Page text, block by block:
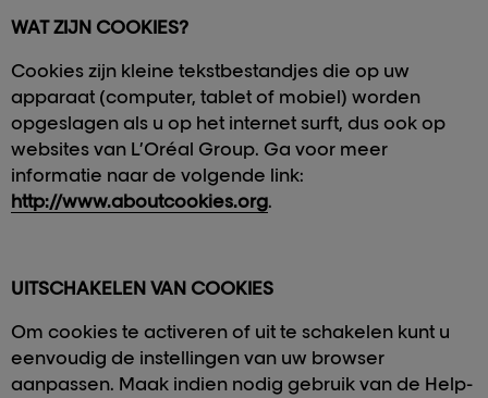
WAT ZIJN COOKIES?
Cookies zijn kleine tekstbestandjes die op uw
apparaat (computer, tablet of mobiel) worden
opgeslagen als u op het internet surft, dus ook op
websites van L’Oréal Group. Ga voor meer
informatie naar de volgende link:
http://www.aboutcookies.org.
UITSCHAKELEN VAN COOKIES
Om cookies te activeren of uit te schakelen kunt u
eenvoudig de instellingen van uw browser
aanpassen. Maak indien nodig gebruik van de Help-